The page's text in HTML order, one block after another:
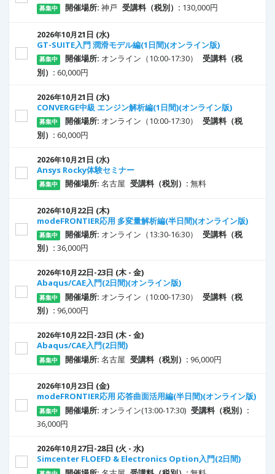
募集中 開催場所: 神戸 受講料（税別）: 130,000円
2026年10月21 日 (水)
GT-SUITE入門 潤滑モデル編(1日間)(オンライン版)
募集中 開催場所: オンライン（10:00-17:30）
受講料（税
別）: 60,000円
2026年10月21 日 (水)
CONVERGE中級 エンジン解析編(1日間)(オンライン版)
募集中 開催場所: オンライン（10:00-17:30）
受講料（税
別）: 60,000円
2026年10月21 日 (水)
Ansys Rocky体験セミナー
募集中 開催場所: 名古屋 受講料（税別）: 無料
2026年10月22日 (木)
modeFRONTIER応用 多変量解析編(半日間)(オンライン版)
募集中 開催場所: オンライン（13:30-16:30）
受講料（税
別）: 36,000円
2026年10月22日-23日 (木 - 金)
Abaqus/CAE入門(2日間)(オンライン版)
募集中 開催場所: オンライン（10:00-17:30）
受講料（税
別）: 96,000円
2026年10月22日-23日 (木 - 金)
Abaqus/CAE入門(2日間)
募集中 開催場所: 名古屋 受講料（税別）: 96,000円
2026年10月23日 (金)
modeFRONTIER応用 応答曲面活用編(半日間)(オンライン版)
募集中 開催場所: オンライン(13:00-17:30) 受講料（税別）:
36,000円
2026年10月27日-28日 (火 - 水)
Simcenter FLOEFD & Electronics Option入門(2日間)